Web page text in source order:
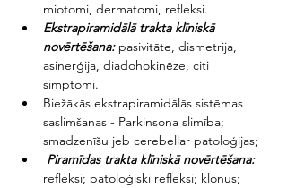
miotomi, dermatomi, refleksi.
Ekstrapiramidālā trakta klīniskā
novērtēšana: pasivitāte, dismetrija,
asinerģija, diadohokinēze, citi
simptomi.
Biežākās ekstrapiramidālās sistēmas
saslimšanas - Parkinsona slimība;
smadzenīšu jeb cerebellar patoloģijas;
Piramīdas trakta klīniskā novērtēšana:
refleksi; patoloģiski refleksi; klonus;